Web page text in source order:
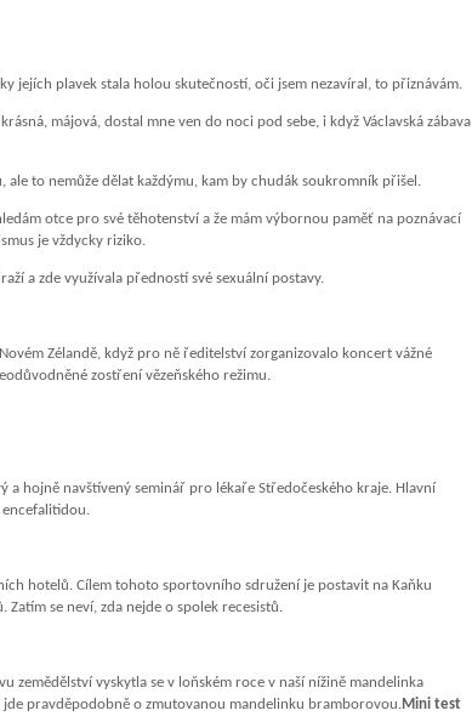
jejích plavek stala holou skutečností, oči jsem nezavíral, to přiznávám.
májová, dostal mne ven do noci pod sebe, i když Václavská zábava
to nemůže dělat každýmu, kam by chudák soukromník přišel.
otce pro své těhotenství a že mám výbornou paměť na poznávací
je vždycky riziko.
a zde využívala předností své sexuální postavy.
Zélandě, když pro ně ředitelství zorganizovalo koncert vážné
zostření vězeňského režimu.
hojně navštívený seminář pro lékaře Středočeského kraje. Hlavní
hotelů. Cílem tohoto sportovního sdružení je postavit na Kaňku
se neví, zda nejde o spolek recesistů.
zemědělství vyskytla se v loňském roce v naší nížině mandelinka
pravděpodobně o zmutovanou mandelinku bramborovou.Mini test